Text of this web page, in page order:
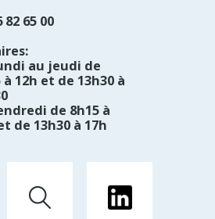
82 65 00
au jeudi de
à 12h et de 13h30 à
de 8h15 à
de 13h30 à 17h